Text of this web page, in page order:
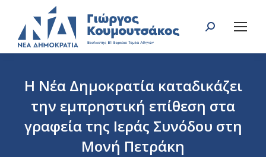
Search:
Η Νέα Δημοκρατία καταδικάζει
την εμπρηστική επίθεση στα
γραφεία της Ιεράς Συνόδου στη
Μονή Πετράκη